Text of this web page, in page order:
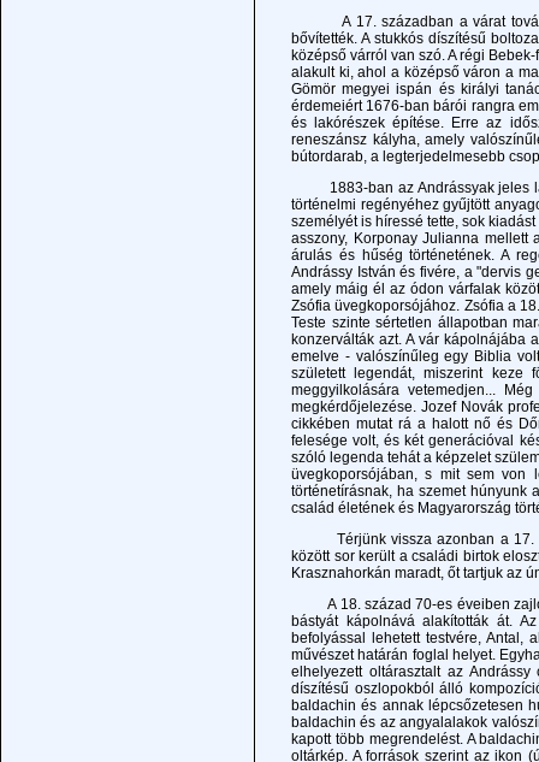
A 17. században a várat további
bővítették. A stukkós díszítésű
középső várról van szó. A régi
alakult ki, ahol a középső váron a
Gömör megyei ispán és királyi
érdemeiért 1676-ban bárói rangra
és lakórészek építése. Erre az
reneszánsz kályha, amely
bútordarab, a legterjedelmesebb
1883-ban az Andrássyak jeles
történelmi regényéhez gyűjtött
személyét is híressé tette, sok
asszony, Korponay Julianna mellett
árulás és hűség történetének. A
Andrássy István és fivére, a "dervis
amely máig él az ódon várfalak
Zsófia üvegkoporsójához. Zsófia a
Teste szinte sértetlen állapotban
konzerválták azt. A vár kápolnájába
emelve - valószínűleg egy Biblia
született legendát, miszerint keze
meggyilkolására vetemedjen...
megkérdőjelezése. Jozef Novák
cikkében mutat rá a halott nő és
felesége volt, és két generációval
szóló legenda tehát a képzelet
üvegkoporsójában, s mit sem von
történetírásnak, ha szemet húnyunk
család életének és Magyarország
Térjünk vissza azonban a 17. és
között sor került a családi birtok
Krasznahorkán maradt, őt tartjuk az
A 18. század 70-es éveiben
bástyát kápolnává alakították át.
befolyással lehetett testvére, Antal,
művészet határán foglal helyet.
elhelyezett oltárasztalt az
díszítésű oszlopokból álló
baldachin és annak lépcsőzetesen
baldachin és az angyalalakok
kapott több megrendelést. A
oltárkép. A források szerint az ikon